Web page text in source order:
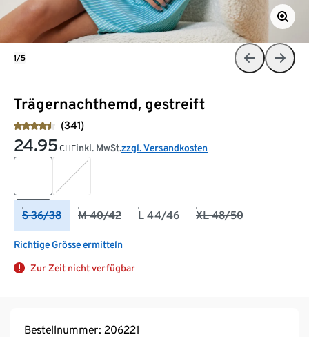
Trägernachthemd, gestreift
(341)
24.95 CHFinkl. MwSt.zzgl. Versandkosten
S 36/38 M 40/42 L 44/46 XL 48/50
Richtige Grösse ermitteln
Zur Zeit nicht verfügbar
1/5
Bestellnummer: 206221